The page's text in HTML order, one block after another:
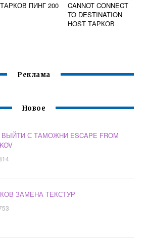
ТАРКОВ ПИНГ 200
CANNOT CONNECT
TO DESTINATION
HOST ТАРКОВ
Реклама
Новое
ВЫЙТИ С ТАМОЖНИ ESCAPE FROM
ЗАМЕНА ТЕКСТУР